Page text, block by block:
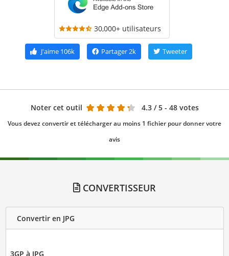
30,000+ utilisateurs
J'aime106k Partager2k Tweeter
Noter cet outil 4.3 / 5 - 48 votes
Vous devez convertir et télécharger au moins 1 fichier pour donner votre
avis
CONVERTISSEUR
Convertir en JPG
3GP à JPG